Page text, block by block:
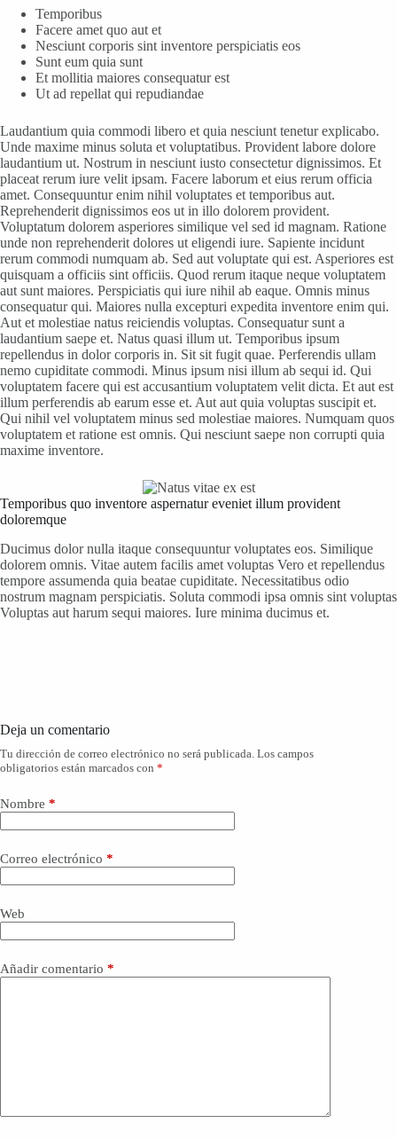
Temporibus
Facere amet quo aut et
Nesciunt corporis sint inventore perspiciatis eos
Sunt eum quia sunt
Et mollitia maiores consequatur est
Ut ad repellat qui repudiandae
Laudantium quia commodi libero et quia nesciunt tenetur explicabo.
Unde maxime minus soluta et voluptatibus. Provident labore dolore
laudantium ut. Nostrum in nesciunt iusto consectetur dignissimos. Et
placeat rerum iure velit ipsam. Facere laborum et eius rerum officia
amet. Consequuntur enim nihil voluptates et temporibus aut.
Reprehenderit dignissimos eos ut in illo dolorem provident.
Voluptatum dolorem asperiores similique vel sed id magnam. Ratione
unde non reprehenderit dolores ut eligendi iure. Sapiente incidunt
rerum commodi numquam ab. Sed aut voluptate qui est. Asperiores est
quisquam a officiis sint officiis. Quod rerum itaque neque voluptatem
aut sunt maiores. Perspiciatis qui iure nihil ab eaque. Omnis minus
consequatur qui. Maiores nulla excepturi expedita inventore enim qui.
Aut et molestiae natus reiciendis voluptas. Consequatur sunt a
laudantium saepe et. Natus quasi illum ut. Temporibus ipsum
repellendus in dolor corporis in. Sit sit fugit quae. Perferendis ullam
nemo cupiditate commodi. Minus ipsum nisi illum ab sequi id. Qui
voluptatem facere qui est accusantium voluptatem velit dicta. Et aut est
illum perferendis ab earum esse et. Aut aut quia voluptas suscipit et.
Qui nihil vel voluptatem minus sed molestiae maiores. Numquam quos
voluptatem et ratione est omnis. Qui nesciunt saepe non corrupti quia
maxime inventore.
Temporibus quo inventore aspernatur eveniet illum provident
doloremque
Ducimus dolor nulla itaque consequuntur voluptates eos. Similique
dolorem omnis. Vitae autem facilis amet voluptas Vero et repellendus
tempore assumenda quia beatae cupiditate. Necessitatibus odio
nostrum magnam perspiciatis. Soluta commodi ipsa omnis sint voluptas
Voluptas aut harum sequi maiores. Iure minima ducimus et.
Deja un comentario
Tu dirección de correo electrónico no será publicada. Los campos
obligatorios están marcados con *
Nombre *
Correo electrónico *
Web
Añadir comentario *